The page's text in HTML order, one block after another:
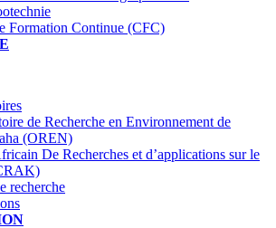
Formation Continue (CFC)
de Recherche en Environnement de
(OREN)
De Recherches et d’applications sur le
recherche